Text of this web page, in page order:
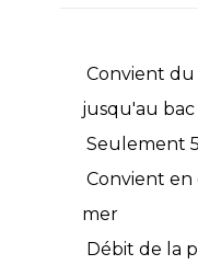
Convient
jusqu'au bac
Seulement
Convient
mer
Débit de la